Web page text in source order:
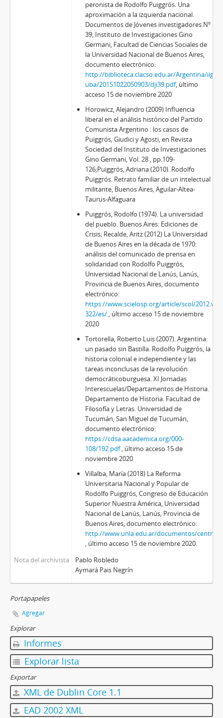
peronista de Rodolfo Puiggrós. Una
aproximación a la izquierda nacional.
Documentos de Jóvenes investigadores Nº
39, Instituto de Investigaciones Gino
Germani, Facultad de Ciencias Sociales de
la Universidad Nacional de Buenos Aires,
documento electrónico:
http://biblioteca.clacso.edu.ar/Argentina/iigg-
uba/20151022050903/dji39.pdf, último
acceso 15 de noviembre 2020
Horowicz, Alejandro (2009) Influencia
liberal en el análisis histórico del Partido
Comunista Argentino : los casos de
Puiggrós, Giudici y Agosti, en Revista
Sociedad del Instituto de Investigaciones
Gino Germani, Vol. 28 , pp.109-
126;Puiggrós, Adriana (2010). Rodolfo
Puiggrós. Retrato familiar de un intelectual
militante, Buenos Aires, Aguilar-Altea-
Taurus-Alfaguara
Puiggrós, Rodolfo (1974). La universidad
del pueblo. Buenos Aires: Ediciones de
Crisis; Recalde, Aritz (2012) La Universidad
de Buenos Aires en la década de 1970:
análisis del comunicado de prensa en
solidaridad con Rodolfo Puiggrós,
Universidad Nacional de Lanús, Lanús,
Provincia de Buenos Aires, documento
electrónico:
https://www.scielosp.org/article/scol/
322/es/, último acceso 15 de noviembre
2020
Tortorella, Roberto Luis (2007). Argentina:
un pasado sin Bastilla. Rodolfo Puiggrós, la
historia colonial e independiente y las
tareas inconclusas de la revolución
democráticoburguesa. XI Jornadas
Interescuelas/Departamentos de Historia.
Departamento de Historia. Facultad de
Filosofía y Letras. Universidad de
Tucumán, San Miguel de Tucumán,
documento electrónico:
https://cdsa.aacademica.org/000-
108/192.pdf, último acceso 15 de
noviembre 2020
Villalba, María (2018) La Reforma
Universitaria Nacional y Popular de
Rodolfo Puiggrós, Congreso de Educación
Superior Nuestra América, Universidad
Nacional de Lanús, Lanús, Provincia de
Buenos Aires, documento electrónico:
http://www.unla.edu.ar/documentos/
, último acceso 15 de noviembre 2020.
Nota del archivista
Pablo Robledo
Aymará Pais Negrín
Portapapeles
Agregar
Explorar
Informes
Explorar lista
Exportar
XML de Dublin Core 1.1
EAD 2002 XML